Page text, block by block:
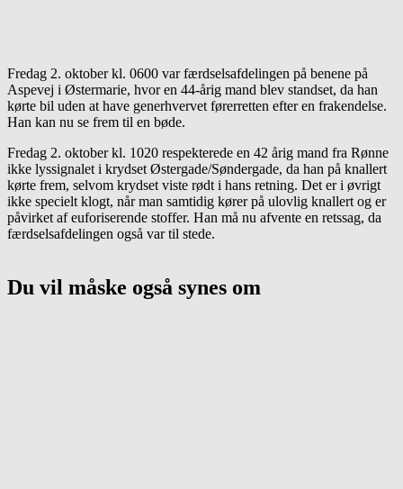
Fredag 2. oktober kl. 0600 var færdselsafdelingen på benene på
Aspevej i Østermarie, hvor en 44-årig mand blev standset, da han
kørte bil uden at have generhvervet førerretten efter en frakendelse.
Han kan nu se frem til en bøde.
Fredag 2. oktober kl. 1020 respekterede en 42 årig mand fra Rønne
ikke lyssignalet i krydset Østergade/Søndergade, da han på knallert
kørte frem, selvom krydset viste rødt i hans retning. Det er i øvrigt
ikke specielt klogt, når man samtidig kører på ulovlig knallert og er
påvirket af euforiserende stoffer. Han må nu afvente en retssag, da
færdselsafdelingen også var til stede.
Du vil måske også synes om